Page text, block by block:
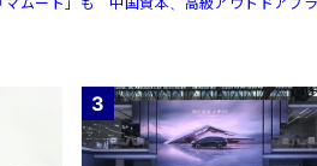
3